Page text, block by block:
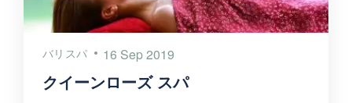
バリスパ 16 Sep 2019
クイーンローズ スパ